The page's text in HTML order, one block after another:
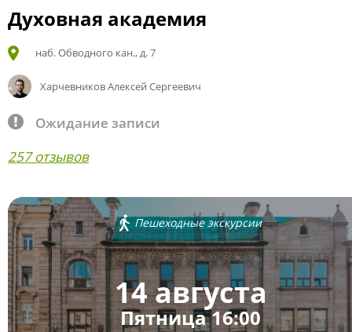
Духовная академия
наб. Обводного кан., д. 7
Харчевников Алексей Сергеевич
Ожидание записи
257 отзывов
Пешеходные экскурсии
14 августа
Пятница 16:00